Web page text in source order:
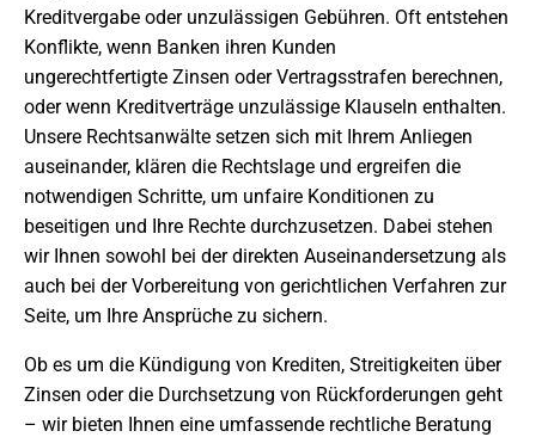
Kreditvergabe oder unzulässigen Gebühren. Oft entstehen
Konflikte, wenn Banken ihren Kunden
ungerechtfertigte Zinsen oder Vertragsstrafen berechnen,
oder wenn Kreditverträge unzulässige Klauseln enthalten.
Unsere Rechtsanwälte setzen sich mit Ihrem Anliegen
auseinander, klären die Rechtslage und ergreifen die
notwendigen Schritte, um unfaire Konditionen zu
beseitigen und Ihre Rechte durchzusetzen. Dabei stehen
wir Ihnen sowohl bei der direkten Auseinandersetzung als
auch bei der Vorbereitung von gerichtlichen Verfahren zur
Seite, um Ihre Ansprüche zu sichern.
Ob es um die Kündigung von Krediten, Streitigkeiten über
Zinsen oder die Durchsetzung von Rückforderungen geht
– wir bieten Ihnen eine umfassende rechtliche Beratung